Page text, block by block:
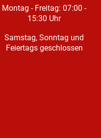
Montag - Freitag: 07:00 -
15:30 Uhr
Samstag, Sonntag und
Feiertags geschlossen